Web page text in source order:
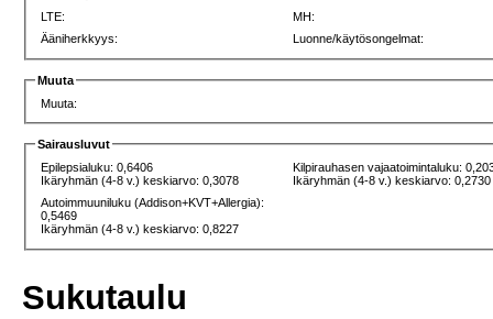
LTE:
MH:
Ääniherkkyys:
Luonne/käytösongelmat:
Muuta
Muuta:
Sairausluvut
Epilepsialuku: 0,6406
Ikäryhmän (4-8 v.) keskiarvo: 0,3078
Kilpirauhasen vajaatoimintaluku:
Ikäryhmän (4-8 v.) keskiarvo: 0,2730
Autoimmuuniluku (Addison+KVT+Allergia):
0,5469
Ikäryhmän (4-8 v.) keskiarvo: 0,8227
Sukutaulu